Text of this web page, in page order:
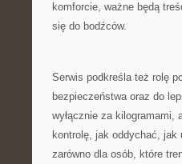
komforcie, ważne będą
się do bodźców.
Serwis podkreśla też rolę
bezpieczeństwa oraz do
wyłącznie za
kontrolę, jak oddychać, jak
zarówno dla osób, które